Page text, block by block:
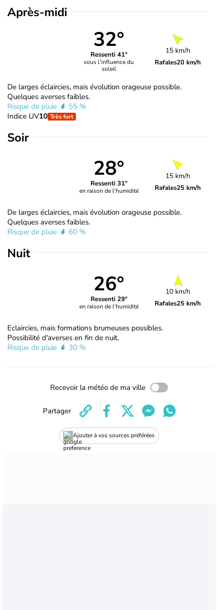
Après-midi
32°
Ressenti 41°
sous l’influence du
soleil
15 km/h
Rafales20 km/h
De larges éclaircies, mais évolution orageuse possible.
Quelques averses faibles.
Risque de pluie
55 %
Indice UV10 Très fort
Soir
28°
Ressenti 31°
en raison de l'humidité
15 km/h
Rafales25 km/h
De larges éclaircies, mais évolution orageuse possible.
Quelques averses faibles.
Risque de pluie
60 %
Nuit
26°
Ressenti 29°
en raison de l'humidité
10 km/h
Rafales25 km/h
Eclaircies, mais formations brumeuses possibles.
Possibilité d'averses en fin de nuit.
Risque de pluie
30 %
Recevoir la météo de ma ville
Ajouter à vos sources préférées
Partager